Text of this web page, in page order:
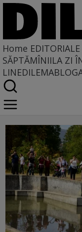
Home
SĂPTĂMÎNIILA ZI
LINEDILEMABLOG
karpatia